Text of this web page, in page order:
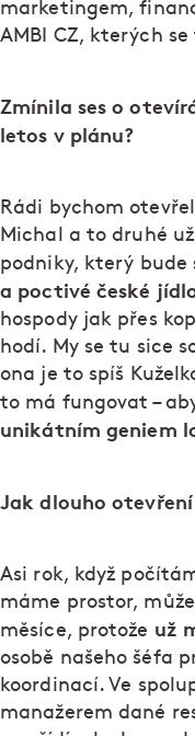
marketingem,
AMBI CZ, kterých
Zmínila ses o
letos v plánu?
Rádi bychom
Michal a to druhé
podniky, který bude
a poctivé české
hospody jak přes
hodí. My se tu sice
ona je to spíš
to má fungovat –
unikátním geniem
Jak dlouho
Asi rok, když
máme prostor,
měsíce, protože už
osobě našeho šéfa
koordinací. Ve
manažerem dané